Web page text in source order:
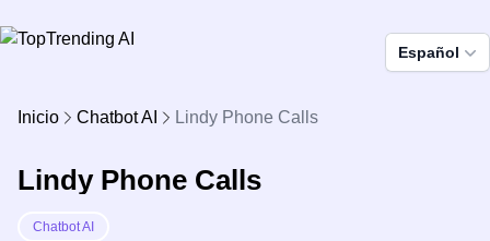
Español
Inicio Chatbot AI Lindy Phone Calls
Lindy Phone Calls
Chatbot AI